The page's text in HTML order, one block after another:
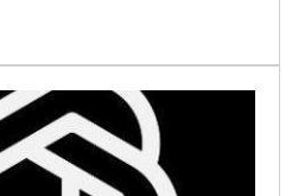
，並選定台廠世芯-
場對泡沫破滅的恐慌，掀起